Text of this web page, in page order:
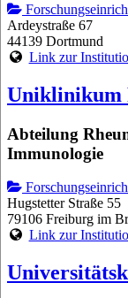
Ardeystraße 67
44139 Dortmund
Link zur
Uniklinikum
Abteilung
Immunologie
Hugstetter Straße 55
79106 Freiburg im
Link zur